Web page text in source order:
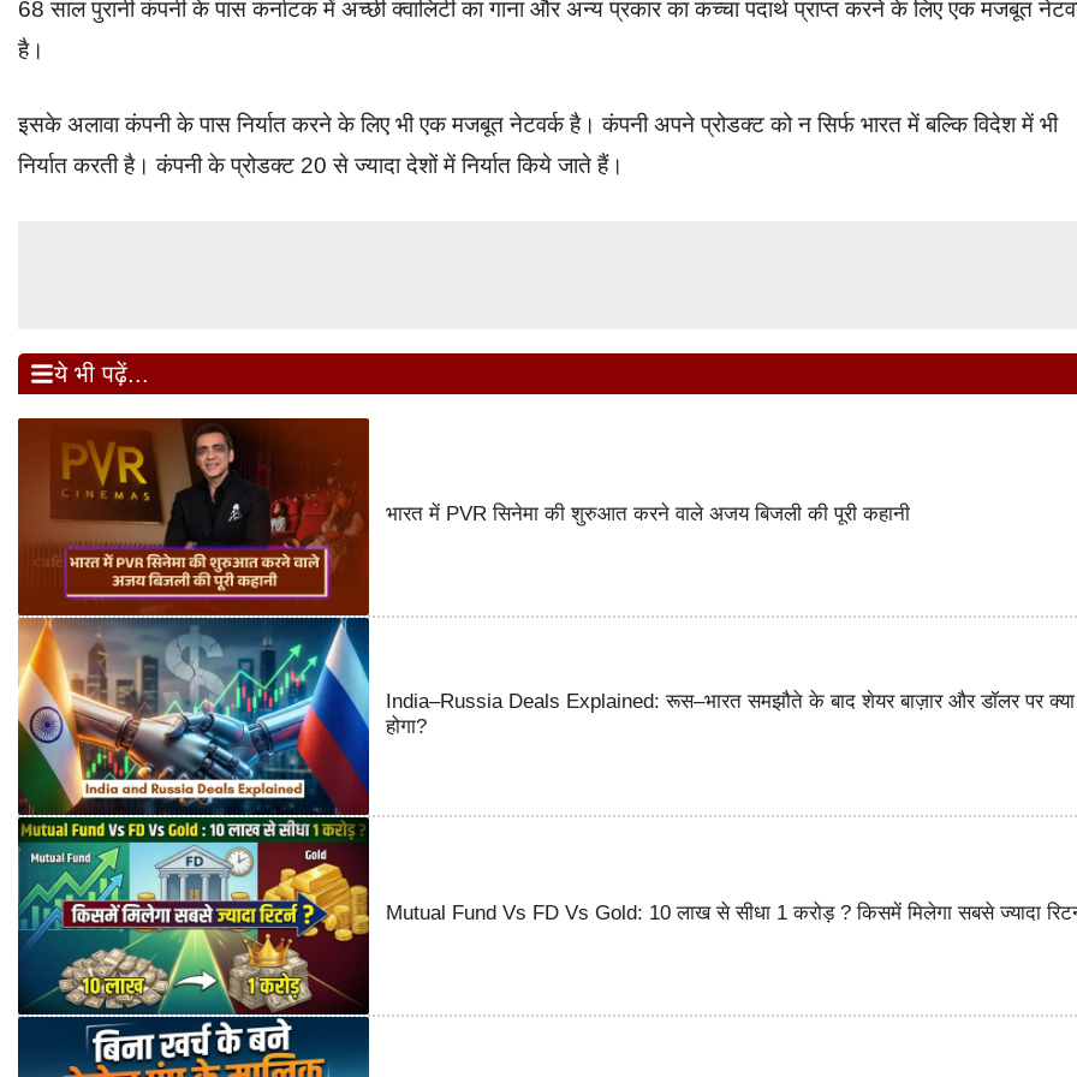
68 साल पुरानी कंपनी के पास कर्नाटक में अच्छी क्वालिटी का गाना और अन्य प्रकार का कच्चा पदार्थ प्राप्त करने के लिए एक मजबूत
है।
इसके अलावा कंपनी के पास निर्यात करने के लिए भी एक मजबूत नेटवर्क है। कंपनी अपने प्रोडक्ट को न सिर्फ भारत में बल्कि विदेश में भी
निर्यात करती है। कंपनी के प्रोडक्ट 20 से ज्यादा देशों में निर्यात किये जाते हैं।
ये भी पढ़ें...
भारत में PVR सिनेमा की शुरुआत करने वाले अजय बिजली की पूरी कहानी
India–Russia Deals Explained: रूस–भारत समझौते के बाद शेयर बाज़ार और डॉलर पर क्या
होगा?
Mutual Fund Vs FD Vs Gold: 10 लाख से सीधा 1 करोड़ ? किसमें मिलेगा सबसे ज्यादा